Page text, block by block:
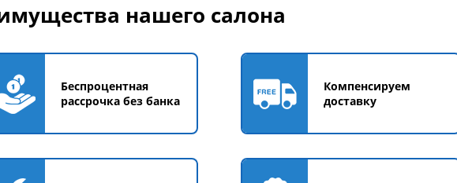
нашего салона
Беспроцентная
рассрочка без банка
Компенсируем
доставку